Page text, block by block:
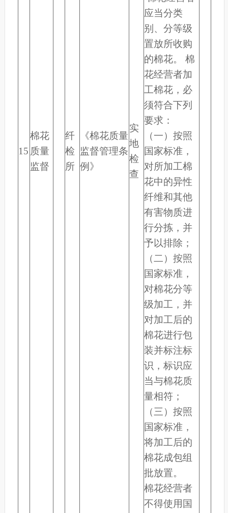
15
棉花
质量
监督
纤
检
所
《棉花质量
监督管理条
例》
实
地
检
查
应当分类
别、分等级
置放所收购
的棉花。 棉
花经营者加
工棉花，必
须符合下列
要求：
（一）按照
国家标准，
对所加工棉
花中的异性
纤维和其他
有害物质进
行分拣，并
予以排除；
（二）按照
国家标准，
对棉花分等
级加工，并
对加工后的
棉花进行包
装并标注标
识，标识应
当与棉花质
量相符；
（三）按照
国家标准，
将加工后的
棉花成包组
批放置。
棉花经营者
不得使用国